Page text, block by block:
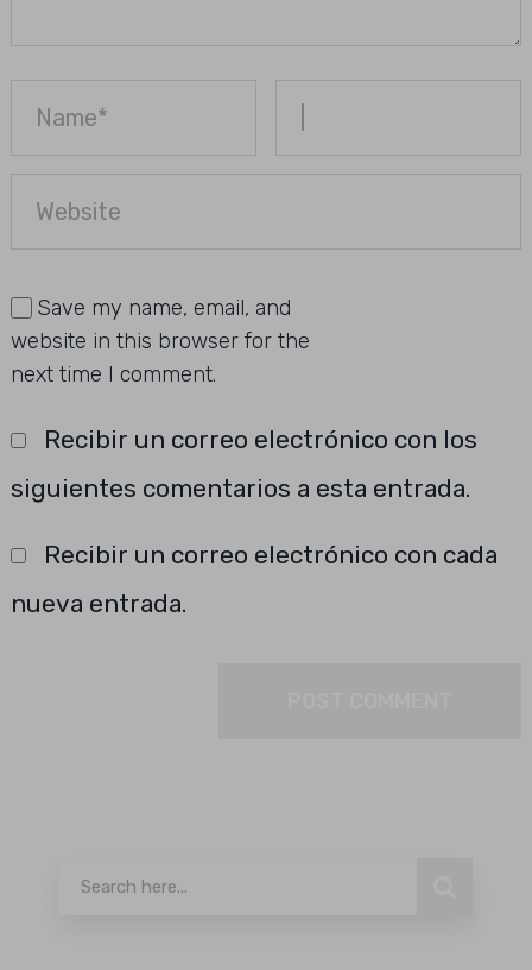
Save my name, email, and
website in this browser for the
next time I comment.
Recibir un correo electrónico con los
siguientes comentarios a esta entrada.
Recibir un correo electrónico con cada
nueva entrada.